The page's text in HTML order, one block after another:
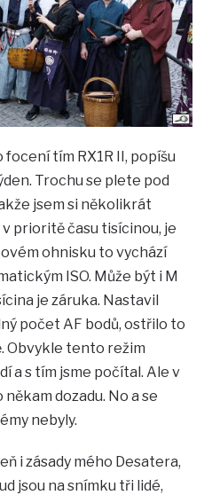
tím RX1R II, popíšu
Trochu se plete pod
jsem si několikrát
prioritě času tisícinou, je
ohnisku to vychází
ISO. Může být i M
je záruka. Nastavil
počet AF bodů, ostřilo to
Obvykle tento režim
a s tím jsme počítal. Ale v
dozadu. No a se
nebyly.
i zásady mého Desatera,
jsou na snímku tři lidé,